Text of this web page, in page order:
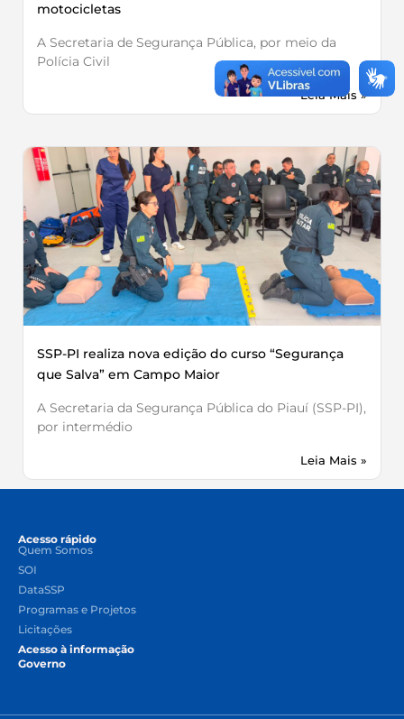
motocicletas
A Secretaria de Segurança Pública, por meio da
Polícia Civil
Leia Mais »
SSP-PI realiza nova edição do curso “Segurança
que Salva” em Campo Maior
A Secretaria da Segurança Pública do Piauí (SSP-PI),
por intermédio
Leia Mais »
Acesso rápido
Quem Somos
SOI
DataSSP
Programas e Projetos
Licitações
Acesso à informação
Governo